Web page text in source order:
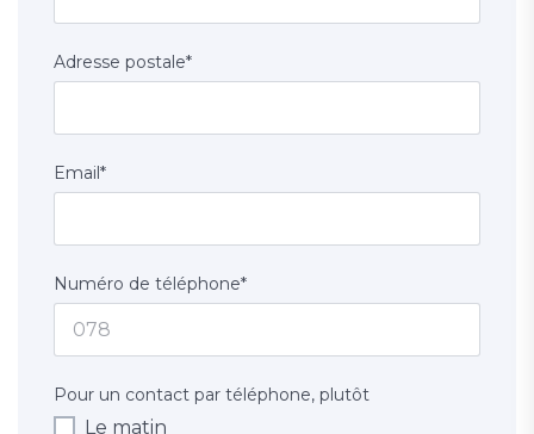
Adresse postale*
Email*
Numéro de téléphone*
Pour un contact par téléphone, plutôt
Le matin